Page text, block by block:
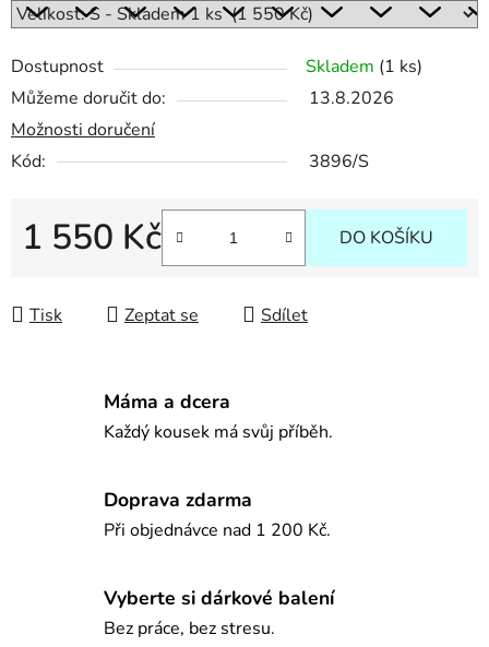
Dostupnost Skladem (1 ks)
Můžeme doručit do:
13.8.2026
Možnosti doručení
Kód:
3896/S
1 550 Kč DO KOŠÍKU
Tisk Zeptat se Sdílet
Máma a dcera
Každý kousek má svůj příběh.
Doprava zdarma
Při objednávce nad 1 200 Kč.
Vyberte si dárkové balení
Bez práce, bez stresu.